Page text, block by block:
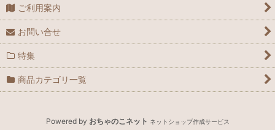
ご利用案内
お問い合せ
特集
商品カテゴリ一覧
Powered by おちゃのこネット ネットショップ作成サービス